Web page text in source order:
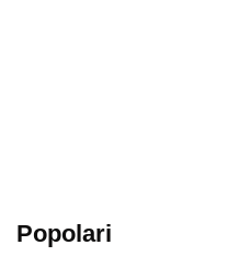
Popolari